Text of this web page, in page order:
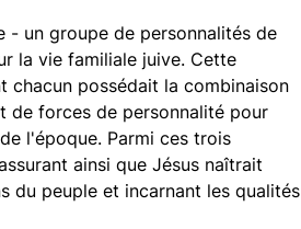
- un groupe de personnalités de
la vie familiale juive. Cette
chacun possédait la combinaison
de forces de personnalité pour
l'époque. Parmi ces trois
ainsi que Jésus naîtrait
du peuple et incarnant les qualités